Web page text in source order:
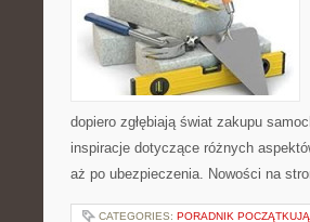
dopiero zgłębiają świat zakupu
inspiracje dotyczące różnych
aż po ubezpieczenia. Nowości na
CATEGORIES: PORADNIK